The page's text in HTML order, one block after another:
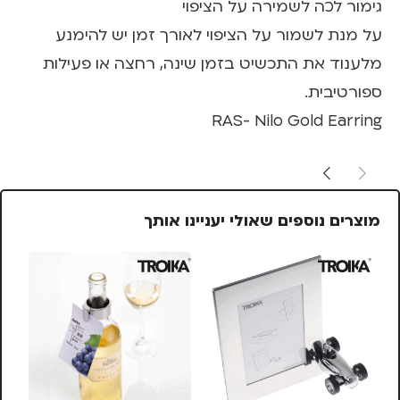
גימור לכה לשמירה על הציפוי
על מנת לשמור על הציפוי לאורך זמן יש להימנע
מלענוד את התכשיט בזמן שינה, רחצה או פעילות
ספורטיבית.
RAS- Nilo Gold Earring
מוצרים נוספים שאולי יעניינו אותך